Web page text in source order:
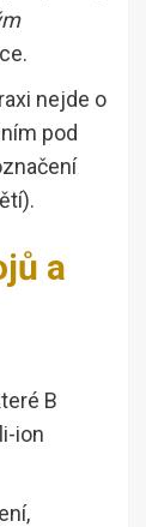
nejde o
pod
a
B
ion